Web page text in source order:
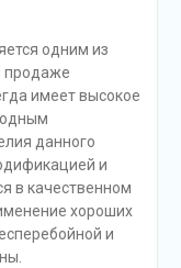
одним из
продаже
имеет высокое
данного
и
в качественном
хороших
и